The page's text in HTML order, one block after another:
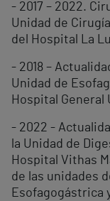
- 2017 – 2022.
Unidad de
del Hospital La
- 2018 –
Unidad de
Hospital General
- 2022 -
la Unidad de
Hospital Vithas
de las unidades
Esofagogástrica